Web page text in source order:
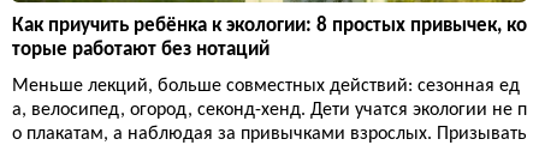
Как приучить ребёнка к экологии: 8 простых привычек, ко
торые работают без нотаций
Меньше лекций, больше совместных действий: сезонная ед
а, велосипед, огород, секонд-хенд. Дети учатся экологии не п
о плакатам, а наблюдая за привычками взрослых. Призывать